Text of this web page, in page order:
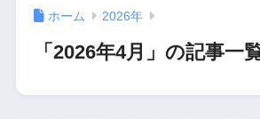
ホーム 2026年
「2026年4月」の記事一